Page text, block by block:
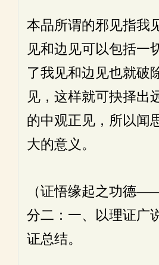
本品所谓的邪见指我
见和边见可以包括一
了我见和边见也就破
见，这样就可抉择出
的中观正见，所以闻
大的意义。
（证悟缘起之功德
分二：一、以理证广
证总结。